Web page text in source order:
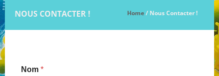
LES SÉANCES DE JEU
NOUS CONTACTER ! Home/ Nous Contacter !
Nom *